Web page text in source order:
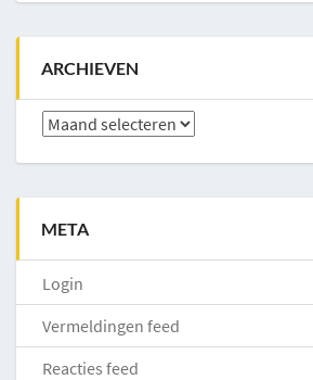
ARCHIEVEN
Archieven
META
Login
Vermeldingen feed
Reacties feed